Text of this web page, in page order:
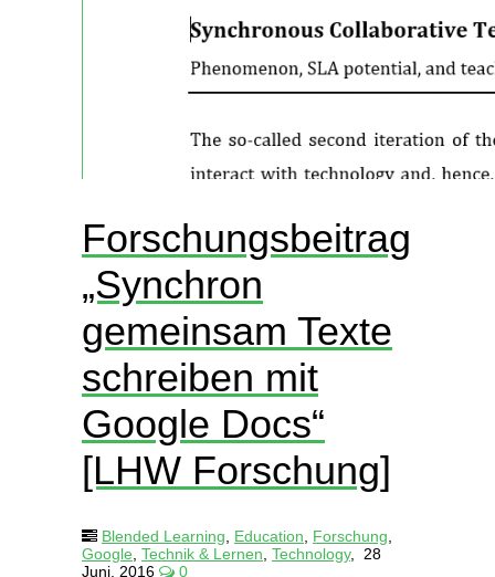
Forschungsbeitrag
„Synchron
gemeinsam Texte
schreiben mit
Google Docs“
[LHW Forschung]
Blended Learning Education Forschung
Google Technik & Lernen Technology,
28
Juni, 2016
0